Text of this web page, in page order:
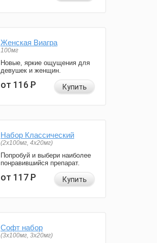
Женская Виагра
100мг
Новые, яркие ощущения для
девушек и женщин.
от 116Р Купить
Набор Классический
(2x100мг, 4x20мг)
Попробуй и выбери наиболее
понравившийся препарат.
от 117Р Купить
Софт набор
(3x100мг, 3x20мг)